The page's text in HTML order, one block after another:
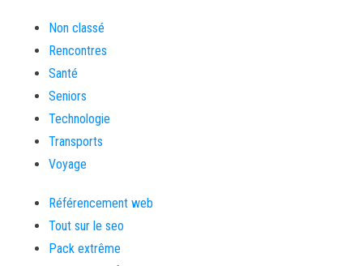
Non classé
Rencontres
Santé
Seniors
Technologie
Transports
Voyage
Référencement web
Tout sur le seo
Pack extrême